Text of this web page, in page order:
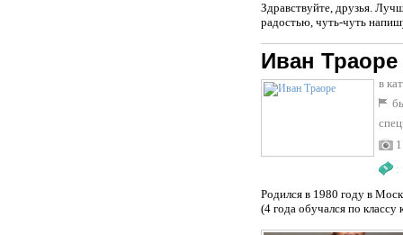
Здравствуйте, друзья.
радостью, чуть-чуть
Иван Траоре
в
1
:
Родился в 1980 году в
(4 года обучался по